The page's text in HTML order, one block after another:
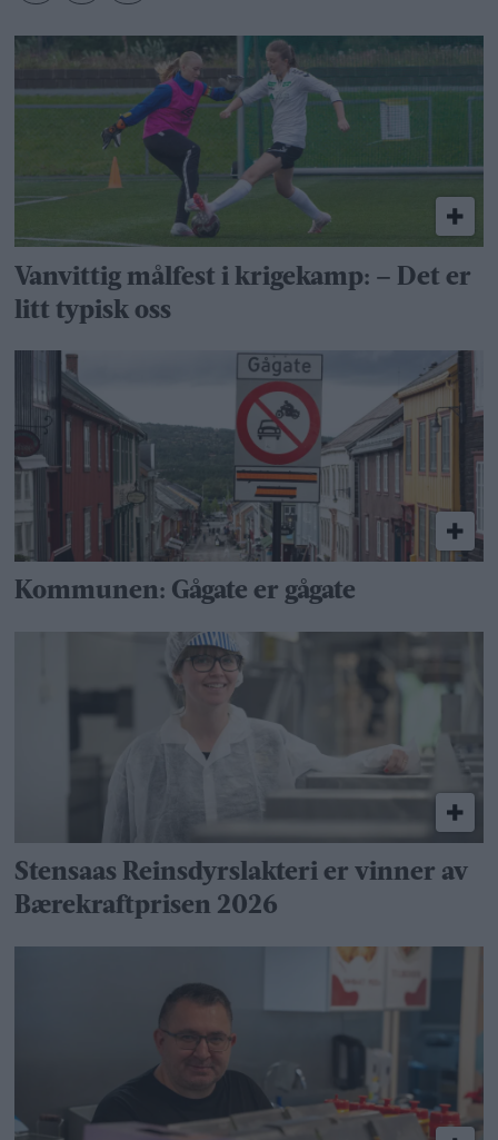
Vanvittig målfest i krigekamp: – Det er
litt typisk oss
Kommunen: Gågate er gågate
Stensaas Reinsdyrslakteri er vinner av
Bærekraftprisen 2026